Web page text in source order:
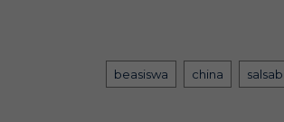
Tags
beasiswa china